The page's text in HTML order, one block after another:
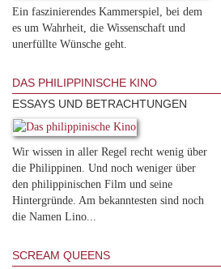
Ein faszinierendes Kammerspiel, bei dem
es um Wahrheit, die Wissenschaft und
unerfüllte Wünsche geht.
DAS PHILIPPINISCHE KINO
ESSAYS UND BETRACHTUNGEN
Wir wissen in aller Regel recht wenig über
die Philippinen. Und noch weniger über
den philippinischen Film und seine
Hintergründe. Am bekanntesten sind noch
die Namen Lino...
SCREAM QUEENS